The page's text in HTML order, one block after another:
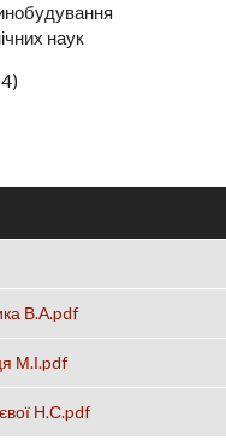
наук
В.А.pdf
М.І.pdf
Н.С.pdf